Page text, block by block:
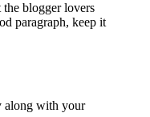
the blogger lovers
paragraph, keep it
along with your